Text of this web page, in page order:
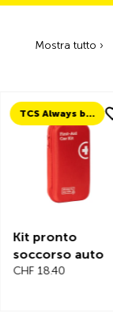
Mostra tutto ›